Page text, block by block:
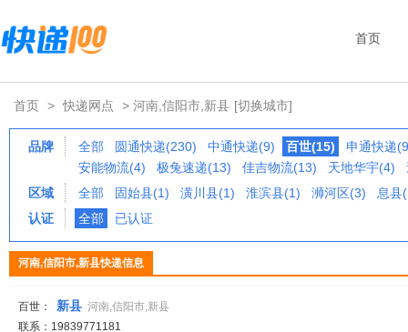
首页
首页 > 快递网点 > 河南,信阳市,新县 [切换城市]
品牌 全部 圆通快递(230) 中通快递(9) 百世(15)
申通快递
安能物流(4)
极兔速递(13) 佳吉物流(13) 天地华宇(4)
区域
全部 固始县(1) 潢川县(1) 淮滨县(1) 浉河区(3)
息县
认证
全部 已认证
河南,信阳市,新县快递信息
百世： 新县 河南,信阳市,新县
联系：19839771181